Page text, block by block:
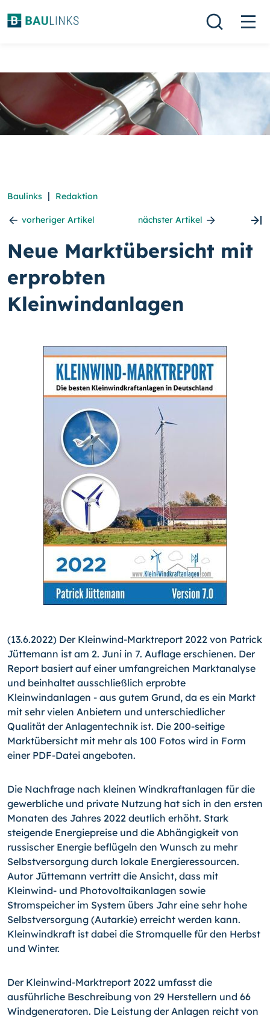
Baulinks | Redaktion
vorheriger Artikel nächster Artikel
Neue Marktübersicht mit
erprobten
Kleinwindanlagen
(13.6.2022) Der Kleinwind-Marktreport 2022 von Patrick
Jüttemann ist am 2. Juni in 7. Auflage erschienen. Der
Report basiert auf einer umfangreichen Marktanalyse
und beinhaltet ausschließlich erprobte
Kleinwindanlagen - aus gutem Grund, da es ein Markt
mit sehr vielen Anbietern und unterschiedlicher
Qualität der Anlagentechnik ist. Die 200-seitige
Marktübersicht mit mehr als 100 Fotos wird in Form
einer PDF-Datei angeboten.
Die Nachfrage nach kleinen Windkraftanlagen für die
gewerbliche und private Nutzung hat sich in den ersten
Monaten des Jahres 2022 deutlich erhöht. Stark
steigende Energiepreise und die Abhängigkeit von
russischer Energie beflügeln den Wunsch zu mehr
Selbstversorgung durch lokale Energieressourcen.
Autor Jüttemann vertritt die Ansicht, dass mit
Kleinwind- und Photovoltaikanlagen sowie
Stromspeicher im System übers Jahr eine sehr hohe
Selbstversorgung (Autarkie) erreicht werden kann.
Kleinwindkraft ist dabei die Stromquelle für den Herbst
und Winter.
Der Kleinwind-Marktreport 2022 umfasst die
ausführliche Beschreibung von 29 Herstellern und 66
Windgeneratoren. Die Leistung der Anlagen reicht von